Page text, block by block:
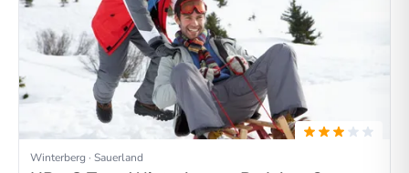
Winterberg · Sauerland